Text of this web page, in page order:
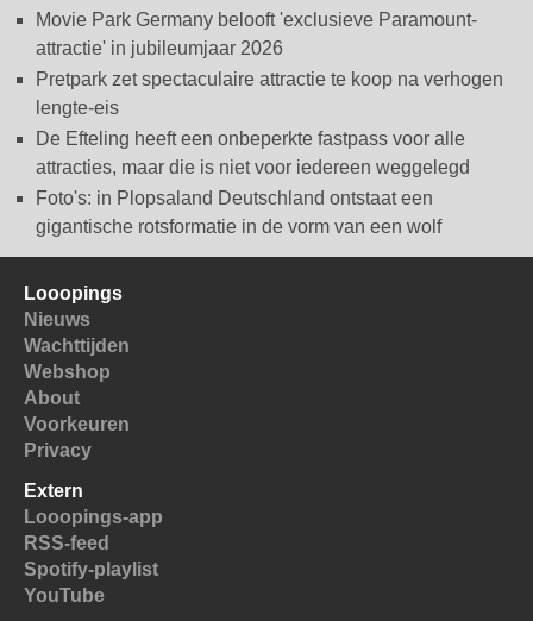
Movie Park Germany belooft 'exclusieve Paramount-
attractie' in jubileumjaar 2026
Pretpark zet spectaculaire attractie te koop na verhogen
lengte-eis
De Efteling heeft een onbeperkte fastpass voor alle
attracties, maar die is niet voor iedereen weggelegd
Foto's: in Plopsaland Deutschland ontstaat een
gigantische rotsformatie in de vorm van een wolf
Looopings
Nieuws
Wachttijden
Webshop
About
Voorkeuren
Privacy
Extern
Looopings-app
RSS-feed
Spotify-playlist
YouTube